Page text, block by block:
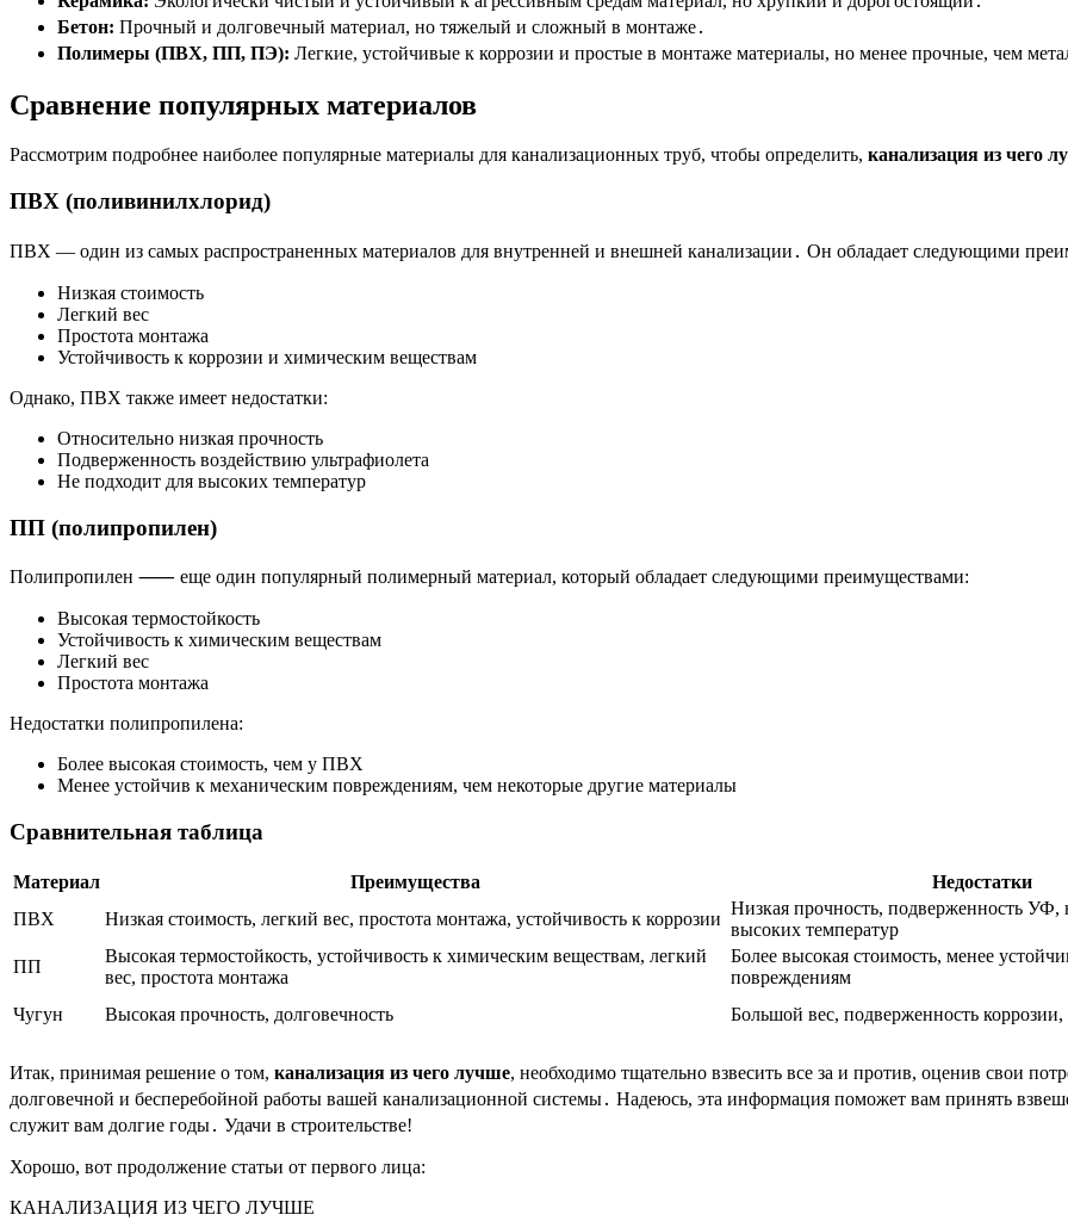
Бетон: Прочный и долговечный материал, но тяжелый и сложный в монтаже․
Полимеры (ПВХ, ПП, ПЭ): Легкие, устойчивые к коррозии и простые в монтаже материалы, но менее прочные, чем
Сравнение популярных материалов
Рассмотрим подробнее наиболее популярные материалы для канализационных труб, чтобы определить, канализация из чего
ПВХ (поливинилхлорид)
ПВХ — один из самых распространенных материалов для внутренней и внешней канализации․ Он обладает следующими
Низкая стоимость
Легкий вес
Простота монтажа
Устойчивость к коррозии и химическим веществам
Однако, ПВХ также имеет недостатки:
Относительно низкая прочность
Подверженность воздействию ультрафиолета
Не подходит для высоких температур
ПП (полипропилен)
Полипропилен ⸺ еще один популярный полимерный материал, который обладает следующими преимуществами:
Высокая термостойкость
Устойчивость к химическим веществам
Легкий вес
Простота монтажа
Недостатки полипропилена:
Более высокая стоимость, чем у ПВХ
Менее устойчив к механическим повреждениям, чем некоторые другие материалы
Сравнительная таблица
Материал Преимущества Недостатки
ПВХ
Низкая стоимость, легкий вес, простота монтажа, устойчивость к коррозии
Низкая прочность, подверженность УФ,
высоких температур
ПП
Высокая термостойкость, устойчивость к химическим веществам, легкий
вес, простота монтажа
Более высокая стоимость, менее
повреждениям
Чугун
Высокая прочность, долговечность Большой вес, подверженность
Итак, принимая решение о том, канализация из чего лучше, необходимо тщательно взвесить все за и против, оценив свои
долговечной и бесперебойной работы вашей канализационной системы․ Надеюсь, эта информация поможет вам принять
служит вам долгие годы․ Удачи в строительстве!
Хорошо, вот продолжение статьи от первого лица:
КАНАЛИЗАЦИЯ ИЗ ЧЕГО ЛУЧШЕ